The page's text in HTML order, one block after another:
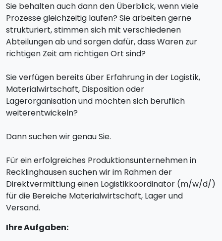
Sie behalten auch dann den Überblick, wenn viele
Prozesse gleichzeitig laufen? Sie arbeiten gerne
strukturiert, stimmen sich mit verschiedenen
Abteilungen ab und sorgen dafür, dass Waren zur
richtigen Zeit am richtigen Ort sind?
Sie verfügen bereits über Erfahrung in der Logistik,
Materialwirtschaft, Disposition oder
Lagerorganisation und möchten sich beruflich
weiterentwickeln?
Dann suchen wir genau Sie.
Für ein erfolgreiches Produktionsunternehmen in
Recklinghausen suchen wir im Rahmen der
Direktvermittlung einen Logistikkoordinator (m/w/d/)
für die Bereiche Materialwirtschaft, Lager und
Versand.
Ihre Aufgaben: